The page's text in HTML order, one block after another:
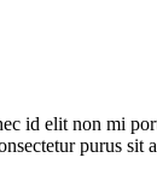
id elit non mi
purus sit